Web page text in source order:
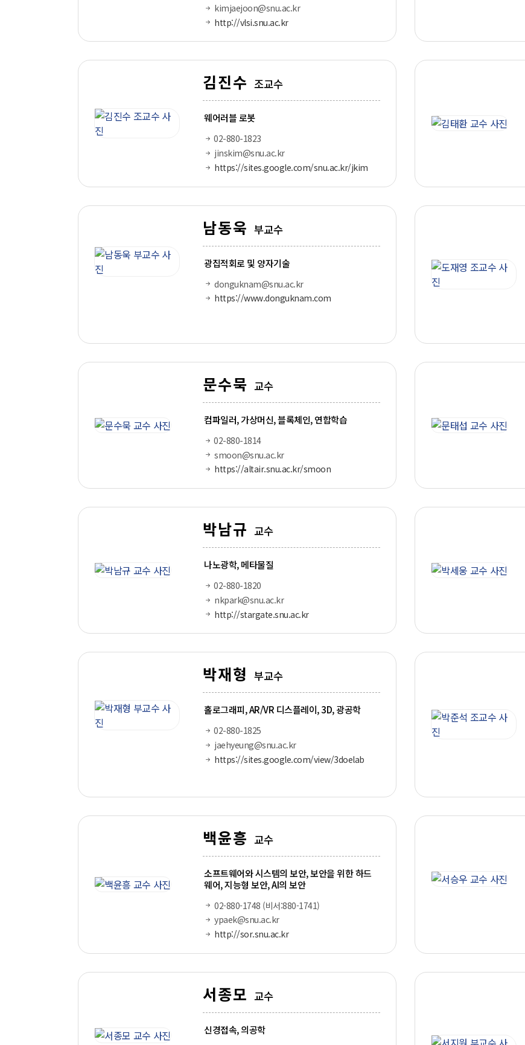
kimjaejoon@snu.ac.kr
http://vlsi.snu.ac.kr
김진수 조교수
웨어러블 로봇
02-880-1823
jinskim@snu.ac.kr
https://sites.google.com/snu.ac.kr/jkim
남동욱 부교수
광집적회로 및 양자기술
donguknam@snu.ac.kr
https://www.donguknam.com
문수묵 교수
컴파일러, 가상머신, 블록체인, 연합학습
02-880-1814
smoon@snu.ac.kr
https://altair.snu.ac.kr/smoon
박남규 교수
나노광학, 메타물질
02-880-1820
nkpark@snu.ac.kr
http://stargate.snu.ac.kr
박재형 부교수
홀로그래피, AR/VR 디스플레이, 3D, 광공학
02-880-1825
jaehyeung@snu.ac.kr
https://sites.google.com/view/3doelab
백윤흥 교수
소프트웨어와 시스템의 보안, 보안을 위한 하드
웨어, 지능형 보안, AI의 보안
02-880-1748 (비서:880-1741)
ypaek@snu.ac.kr
http://sor.snu.ac.kr
서종모 교수
신경접속, 의공학